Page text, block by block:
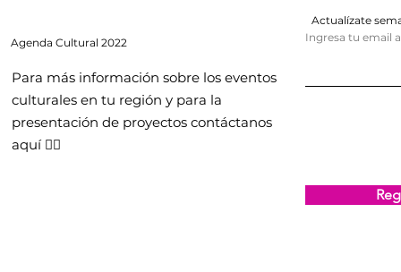
Agenda Cultural 2022
Para más información sobre los eventos
culturales en tu región y para la
presentación de proyectos contáctanos
aquí 👇🏻
Actualízate
Ingresa tu email